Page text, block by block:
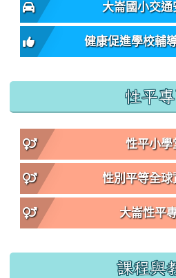
大崙國小交通
健康促進學校輔
性平
性平小學
性別平等全球
大崙性平
課程與